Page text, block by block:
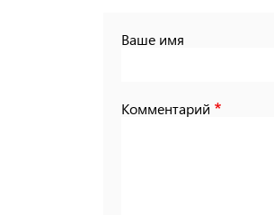
Ваше имя
Комментарий